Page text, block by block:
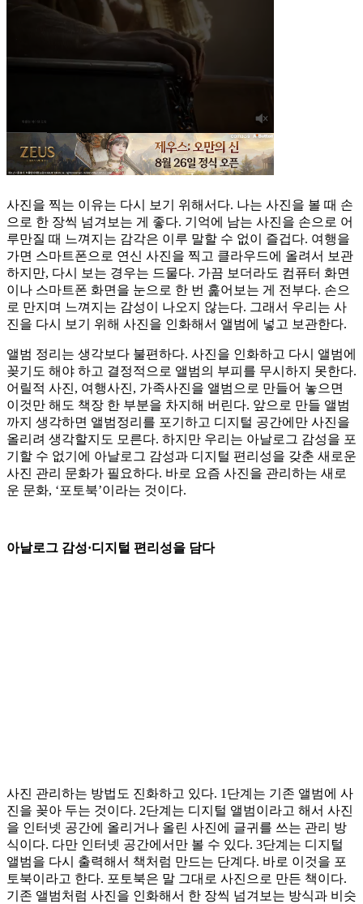
사진을 찍는 이유는 다시 보기 위해서다. 나는 사진을 볼 때 손
으로 한 장씩 넘겨보는 게 좋다. 기억에 남는 사진을 손으로 어
루만질 때 느껴지는 감각은 이루 말할 수 없이 즐겁다. 여행을
가면 스마트폰으로 연신 사진을 찍고 클라우드에 올려서 보관
하지만, 다시 보는 경우는 드물다. 가끔 보더라도 컴퓨터 화면
이나 스마트폰 화면을 눈으로 한 번 훑어보는 게 전부다. 손으
로 만지며 느껴지는 감성이 나오지 않는다. 그래서 우리는 사
진을 다시 보기 위해 사진을 인화해서 앨범에 넣고 보관한다.
앨범 정리는 생각보다 불편하다. 사진을 인화하고 다시 앨범에
꽂기도 해야 하고 결정적으로 앨범의 부피를 무시하지 못한다.
어릴적 사진, 여행사진, 가족사진을 앨범으로 만들어 놓으면
이것만 해도 책장 한 부분을 차지해 버린다. 앞으로 만들 앨범
까지 생각하면 앨범정리를 포기하고 디지털 공간에만 사진을
올리려 생각할지도 모른다. 하지만 우리는 아날로그 감성을 포
기할 수 없기에 아날로그 감성과 디지털 편리성을 갖춘 새로운
사진 관리 문화가 필요하다. 바로 요즘 사진을 관리하는 새로
운 문화, ‘포토북’이라는 것이다.
아날로그 감성·디지털 편리성을 담다
사진 관리하는 방법도 진화하고 있다. 1단계는 기존 앨범에 사
진을 꽂아 두는 것이다. 2단계는 디지털 앨범이라고 해서 사진
을 인터넷 공간에 올리거나 올린 사진에 글귀를 쓰는 관리 방
식이다. 다만 인터넷 공간에서만 볼 수 있다. 3단계는 디지털
앨범을 다시 출력해서 책처럼 만드는 단계다. 바로 이것을 포
토북이라고 한다. 포토북은 말 그대로 사진으로 만든 책이다.
기존 앨범처럼 사진을 인화해서 한 장씩 넘겨보는 방식과 비슷